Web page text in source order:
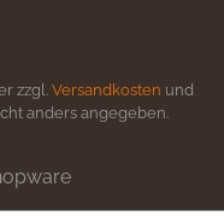
zzgl. Versandkosten und
anders angegeben.